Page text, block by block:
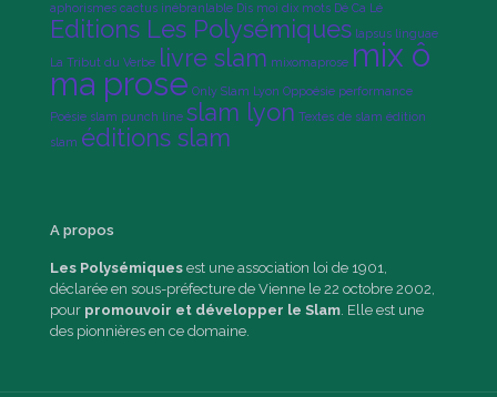
aphorismes cactus inébranlable Dis moi dix mots Dé Ca Lé
Editions Les Polysémiques lapsus linguae
La Tribut du Verbe livre slam mixomaprose mix ô
ma prose Only Slam Lyon Oppoésie performance
Poésie slam punch line slam lyon Textes de slam édition
slam éditions slam
A propos
Les Polysémiques est une association loi de 1901,
déclarée en sous-préfecture de Vienne le 22 octobre 2002,
pour promouvoir et développer le Slam. Elle est une
des pionnières en ce domaine.